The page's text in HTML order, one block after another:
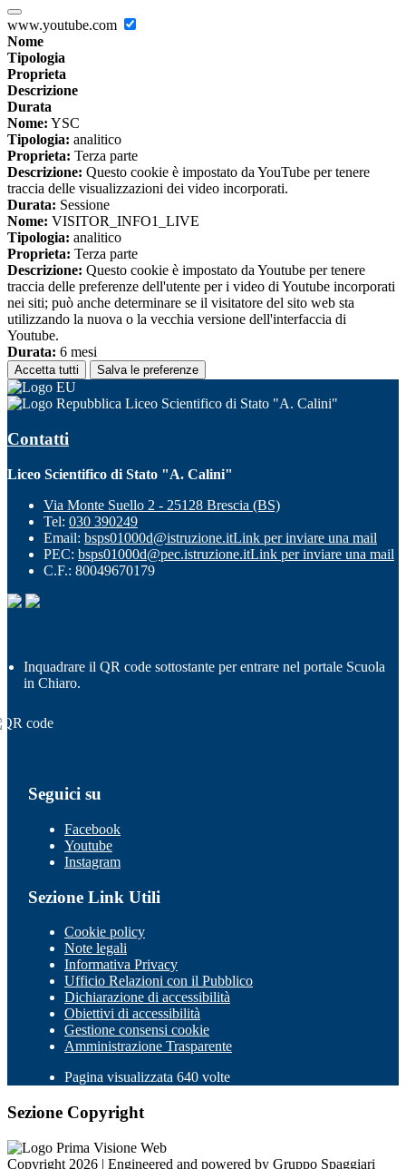
www.youtube.com
Nome
Tipologia
Proprieta
Descrizione
Durata
Nome: YSC
Tipologia: analitico
Proprieta: Terza parte
Descrizione: Questo cookie è impostato da YouTube per tenere
traccia delle visualizzazioni dei video incorporati.
Durata: Sessione
Nome: VISITOR_INFO1_LIVE
Tipologia: analitico
Proprieta: Terza parte
Descrizione: Questo cookie è impostato da Youtube per tenere
traccia delle preferenze dell'utente per i video di Youtube incorporati
nei siti; può anche determinare se il visitatore del sito web sta
utilizzando la nuova o la vecchia versione dell'interfaccia di
Youtube.
Durata: 6 mesi
Accetta tutti Salva le preferenze
Liceo Scientifico di Stato "A. Calini"
Contatti
Liceo Scientifico di Stato "A. Calini"
Via Monte Suello 2 - 25128 Brescia (BS)
Tel: 030 390249
Email: bsps01000d@istruzione.itLink per inviare una mail
PEC: bsps01000d@pec.istruzione.itLink per inviare una mail
C.F.: 80049670179
Inquadrare il QR code sottostante per entrare nel portale Scuola
in Chiaro.
Seguici su
Facebook
Youtube
Instagram
Sezione Link Utili
Cookie policy
Note legali
Informativa Privacy
Ufficio Relazioni con il Pubblico
Dichiarazione di accessibilità
Obiettivi di accessibilità
Gestione consensi cookie
Amministrazione Trasparente
Pagina visualizzata 640 volte
Sezione Copyright
Copyright 2026 | Engineered and powered by Gruppo Spaggiari